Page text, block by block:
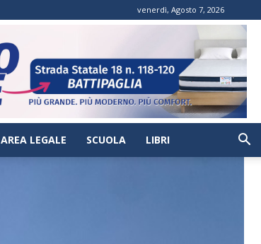
venerdì, Agosto 7, 2026
AREA LEGALE SCUOLA LIBRI